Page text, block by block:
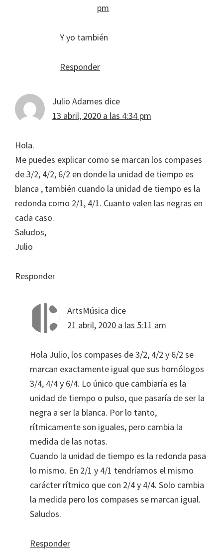
pm
Y yo también
Responder
Julio Adames dice
13 abril, 2020 a las 4:34 pm
Hola.
Me puedes explicar como se marcan los compases
de 3/2, 4/2, 6/2 en donde la unidad de tiempo es
blanca , también cuando la unidad de tiempo es la
redonda como 2/1, 4/1. Cuanto valen las negras en
cada caso.
Saludos,
Julio
Responder
ArtsMúsica dice
21 abril, 2020 a las 5:11 am
Hola Julio, los compases de 3/2, 4/2 y 6/2 se
marcan exactamente igual que sus homólogos
3/4, 4/4 y 6/4. Lo único que cambiaría es la
unidad de tiempo o pulso, que pasaría de ser la
negra a ser la blanca. Por lo tanto,
rítmicamente son iguales, pero cambia la
medida de las notas.
Cuando la unidad de tiempo es la redonda pasa
lo mismo. En 2/1 y 4/1 tendríamos el mismo
carácter rítmico que con 2/4 y 4/4. Solo cambia
la medida pero los compases se marcan igual.
Saludos.
Responder